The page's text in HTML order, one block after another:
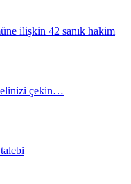
ilişkin 42 sanık hakim
elinizi çekin…